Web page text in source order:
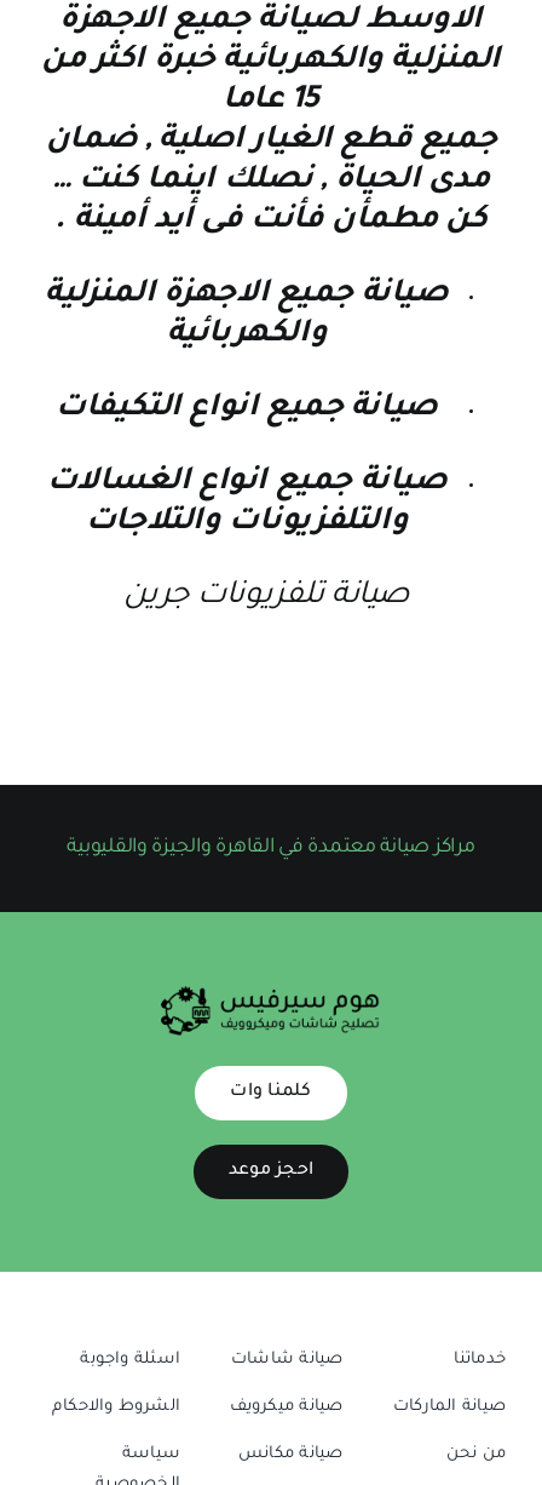
الاوسط لصيانة جميع الاجهزة
المنزلية والكهربائية خبرة اكثر من
15 عاما
جميع قطع الغيار اصلية , ضمان
مدى الحياة , نصلك اينما كنت …
كن مطمأن فأنت فى أيد أمينة .
صيانة جميع الاجهزة المنزلية
والكهربائية
صيانة جميع انواع التكيفات
صيانة جميع انواع الغسالات
والتلفزيونات والتلاجات
صيانة تلفزيونات جرين
مراكز صيانة معتمدة في القاهرة والجيزة والقليوبية
كلمنا وات
احجز موعد
خدماتنا
صيانة الماركات
من نحن
صيانة شاشات
صيانة ميكرويف
صيانة مكانس
اسئلة واجوبة
الشروط والاحكام
سياسة